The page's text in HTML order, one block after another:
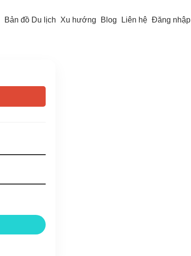
Bản đồ Du lịch Xu hướng Blog Liên hệ Đăng nhập